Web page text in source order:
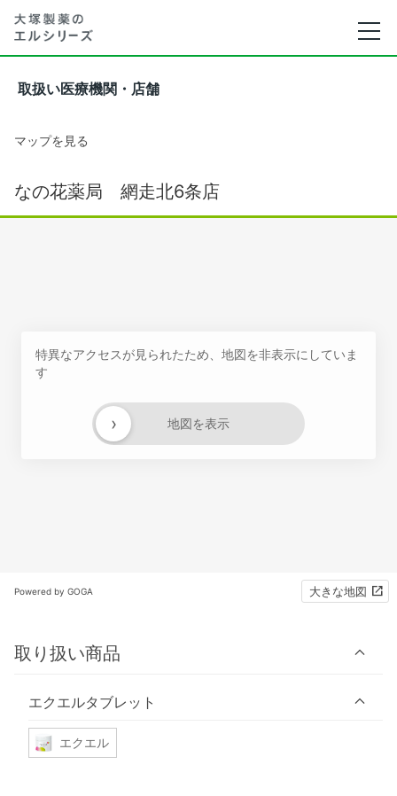
取扱い医療機関・店舗
マップを見る
なの花薬局 網走北6条店
特異なアクセスが見られたため、地図を非表示にしていま
す
地図を表示
›
Powered by GOGA 大きな地図
取り扱い商品
エクエルタブレット
エクエル